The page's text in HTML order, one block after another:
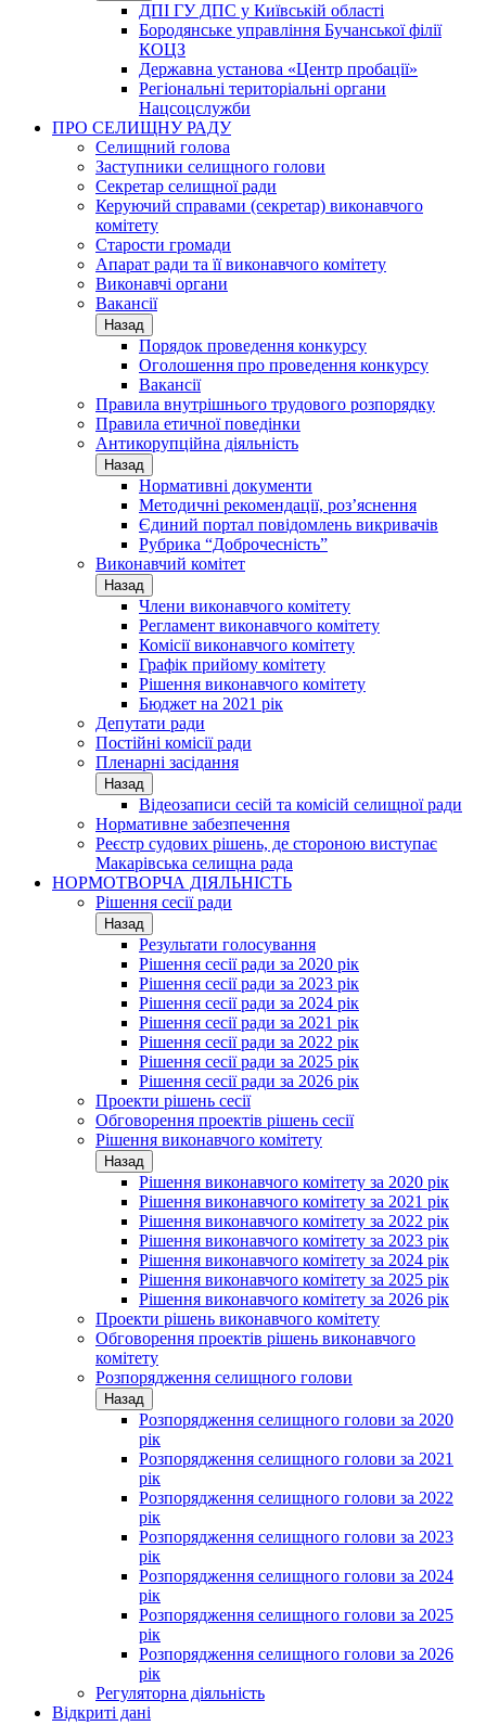
ДПІ ГУ ДПС у Київській області
Бородянське управління Бучанської філії
КОЦЗ
Державна установа «Центр пробації»
Регіональні територіальні органи
Нацсоцслужби
ПРО СЕЛИЩНУ РАДУ
Селищний голова
Заступники селищного голови
Секретар селищної ради
Керуючий справами (секретар) виконавчого
комітету
Старости громади
Апарат ради та її виконавчого комітету
Виконавчі органи
Вакансії
Назад
Порядок проведення конкурсу
Оголошення про проведення конкурсу
Вакансії
Правила внутрішнього трудового розпорядку
Правила етичної поведінки
Антикорупційна діяльність
Назад
Нормативні документи
Методичні рекомендації, роз’яснення
Єдиний портал повідомлень викривачів
Рубрика “Доброчесність”
Виконавчий комітет
Назад
Члени виконавчого комітету
Регламент виконавчого комітету
Комісії виконавчого комітету
Графік прийому комітету
Рішення виконавчого комітету
Бюджет на 2021 рік
Депутати ради
Постійні комісії ради
Пленарні засідання
Назад
Відеозаписи сесій та комісій селищної ради
Нормативне забезпечення
Реєстр судових рішень, де стороною виступає
Макарівська селищна рада
НОРМОТВОРЧА ДІЯЛЬНІСТЬ
Рішення сесії ради
Назад
Результати голосування
Рішення сесії ради за 2020 рік
Рішення сесії ради за 2023 рік
Рішення сесії ради за 2024 рік
Рішення сесії ради за 2021 рік
Рішення сесії ради за 2022 рік
Рішення сесії ради за 2025 рік
Рішення сесії ради за 2026 рік
Проекти рішень сесії
Обговорення проектів рішень сесії
Рішення виконавчого комітету
Назад
Рішення виконавчого комітету за 2020 рік
Рішення виконавчого комітету за 2021 рік
Рішення виконавчого комітету за 2022 рік
Рішення виконавчого комітету за 2023 рік
Рішення виконавчого комітету за 2024 рік
Рішення виконавчого комітету за 2025 рік
Рішення виконавчого комітету за 2026 рік
Проекти рішень виконавчого комітету
Обговорення проектів рішень виконавчого
комітету
Розпорядження селищного голови
Назад
Розпорядження селищного голови за 2020
рік
Розпорядження селищного голови за 2021
рік
Розпорядження селищного голови за 2022
рік
Розпорядження селищного голови за 2023
рік
Розпорядження селищного голови за 2024
рік
Розпорядження селищного голови за 2025
рік
Розпорядження селищного голови за 2026
рік
Регуляторна діяльність
Відкриті дані